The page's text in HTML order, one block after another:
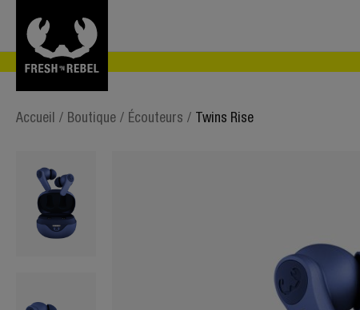
Accueil / Boutique / Écouteurs / Twins Rise